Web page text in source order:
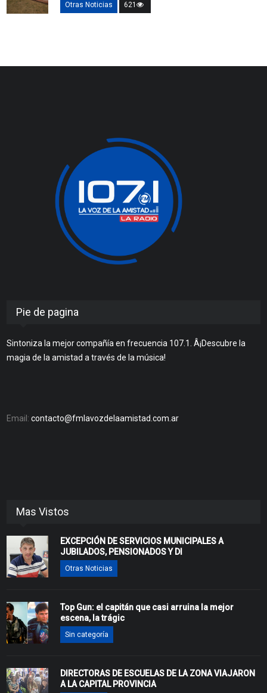
Otras Noticias 621
Pie de pagina
Sintoniza la mejor compañía en frecuencia 107.1. Â¡Descubre la
magia de la amistad a través de la música!
Email:contacto@fmlavozdelaamistad.com.ar
Mas Vistos
EXCEPCIÓN DE SERVICIOS MUNICIPALES A
JUBILADOS, PENSIONADOS Y DI
Otras Noticias
Top Gun: el capitán que casi arruina la mejor
escena, la trágic
Sin categoría
DIRECTORAS DE ESCUELAS DE LA ZONA VIAJARON
A LA CAPITAL PROVINCIA